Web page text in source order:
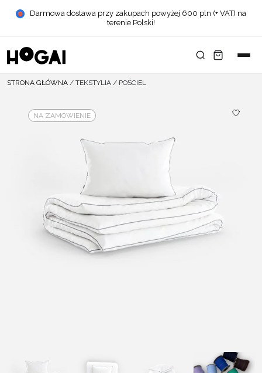
Darmowa dostawa przy zakupach powyżej 600 pln (+ VAT) na
terenie Polski!
STRONA GŁÓWNA / TEKSTYLIA / POŚCIEL
NA ZAMÓWIENIE